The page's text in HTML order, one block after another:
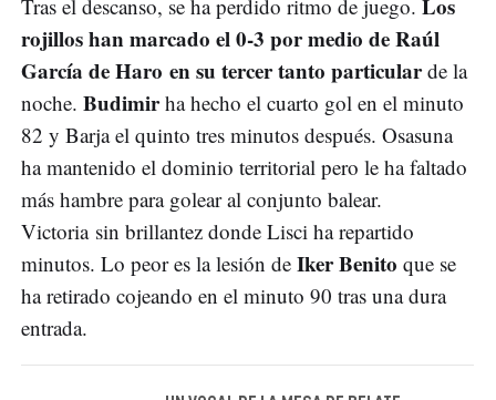
Tras el descanso, se ha perdido ritmo de juego.
rojillos han marcado el 0-3 por medio de Raúl
García de Haro en su tercer tanto particularde la
noche. Budimirha hecho el cuarto gol en el minuto
82 y Barja el quinto tres minutos después. Osasuna
ha mantenido el dominio territorial pero le ha faltado
más hambre para golear al conjunto balear.
Victoria sin brillantez donde Lisci ha repartido
minutos. Lo peor es la lesión de Iker Benito que se
ha retirado cojeando en el minuto 90 tras una dura
entrada.